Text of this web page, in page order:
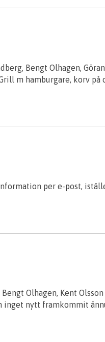
Bengt Olhagen,
m hamburgare, korv på
per e-post,
Olhagen, Kent Olsson
nytt framkommit